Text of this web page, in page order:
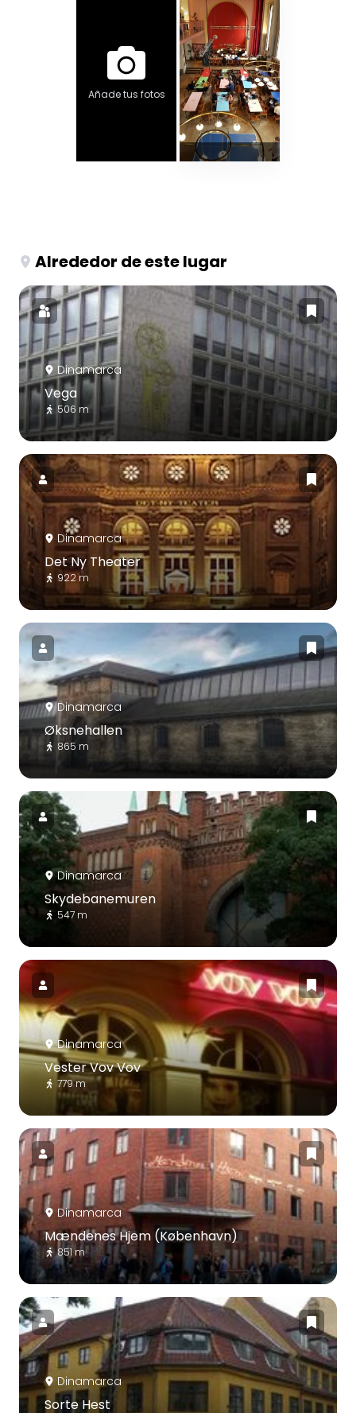
Añade tus fotos
Alrededor de este lugar
Dinamarca
Vega
506 m
Dinamarca
Det Ny Theater
922 m
Dinamarca
Øksnehallen
865 m
Dinamarca
Skydebanemuren
547 m
Dinamarca
Vester Vov Vov
779 m
Dinamarca
Mændenes Hjem (København)
851 m
Dinamarca
Sorte Hest